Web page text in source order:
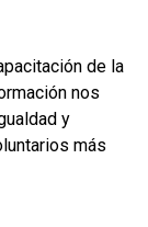
de la
nos
y
más